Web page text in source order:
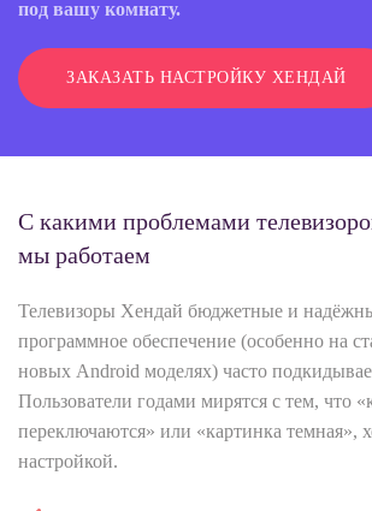
под вашу комнату.
ЗАКАЗАТЬ НАСТРОЙКУ ХЕНДАЙ
С какими проблемами
мы работаем
Телевизоры Хендай бюджетные и
программное обеспечение (особенно на
новых Android моделях) часто
Пользователи годами мирятся с тем, что
переключаются» или «картинка темная»,
настройкой.